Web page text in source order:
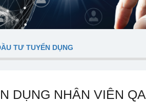
TƯ TUYỂN DỤNG
DỤNG NHÂN VIÊN QA